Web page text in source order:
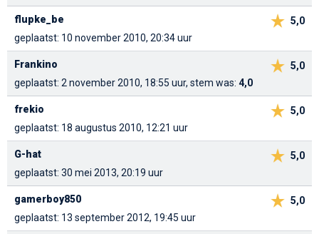
5,0
flupke_be
geplaatst: 10 november 2010, 20:34 uur
5,0
Frankino
geplaatst: 2 november 2010, 18:55 uur, stem was: 4,0
5,0
frekio
geplaatst: 18 augustus 2010, 12:21 uur
5,0
G-hat
geplaatst: 30 mei 2013, 20:19 uur
5,0
gamerboy850
geplaatst: 13 september 2012, 19:45 uur